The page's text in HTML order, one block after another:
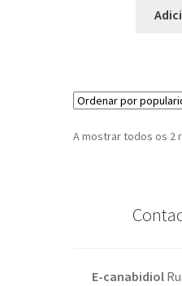
A mostrar todos os 2
E-canabidiol